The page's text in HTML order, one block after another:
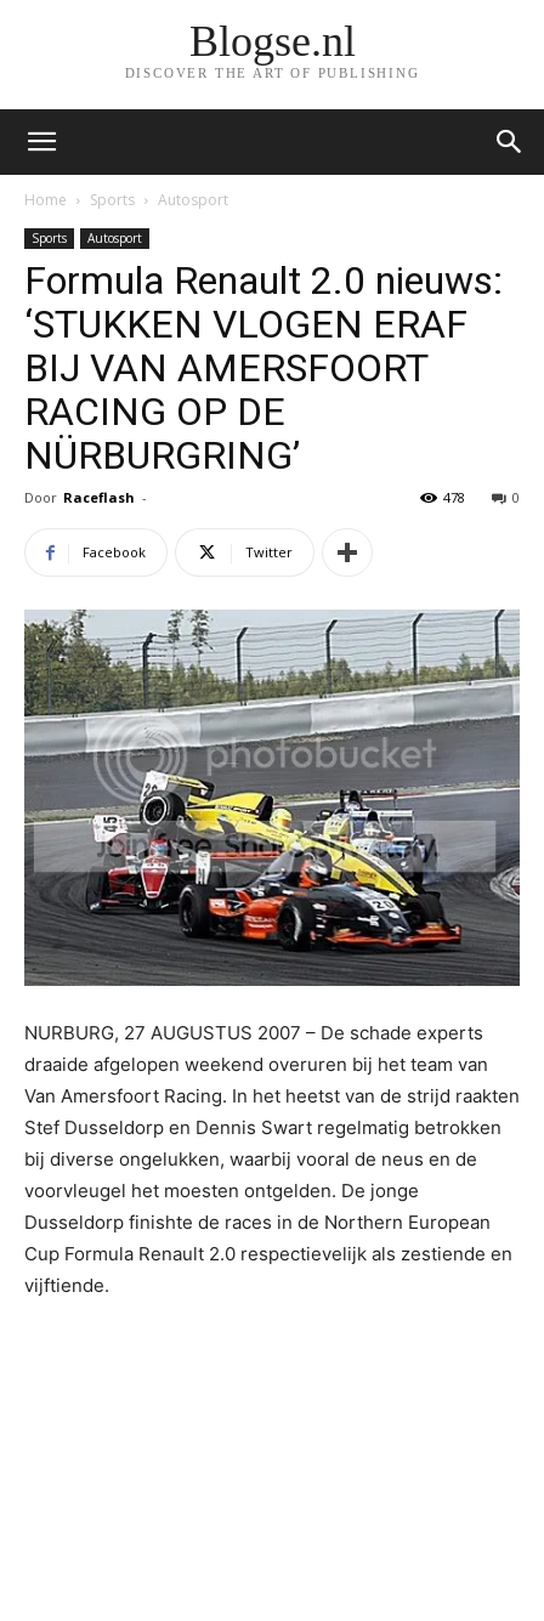
Blogse.nl
DISCOVER THE ART OF PUBLISHING
Home Sports Autosport
Sports Autosport
Formula Renault 2.0 nieuws:
‘STUKKEN VLOGEN ERAF
BIJ VAN AMERSFOORT
RACING OP DE
NÜRBURGRING’
Door Raceflash - 0
478
Facebook Twitter
NURBURG, 27 AUGUSTUS 2007 – De schade experts
draaide afgelopen weekend overuren bij het team van
Van Amersfoort Racing. In het heetst van de strijd raakten
Stef Dusseldorp en Dennis Swart regelmatig betrokken
bij diverse ongelukken, waarbij vooral de neus en de
voorvleugel het moesten ontgelden. De jonge
Dusseldorp finishte de races in de Northern European
Cup Formula Renault 2.0 respectievelijk als zestiende en
vijftiende.